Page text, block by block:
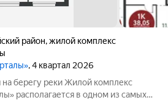
район,жилой комплекс
, 4 квартал 2026
берегу реки Жилой комплекс
располагается в одном из самых